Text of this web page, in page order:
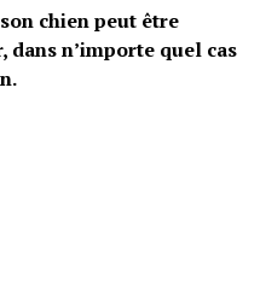
chien peut être
n’importe quel cas